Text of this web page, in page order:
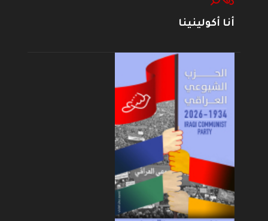
أنا أكولينينا